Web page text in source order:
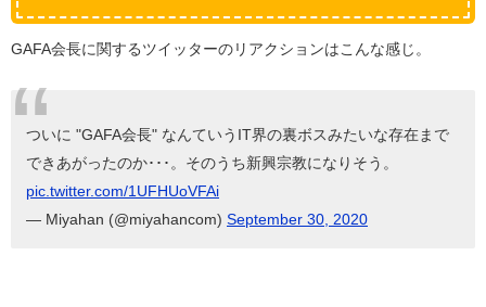
GAFA会長に関するツイッターのリアクションはこんな感じ。
ついに "GAFA会長" なんていうIT界の裏ボスみたいな存在まで
できあがったのか･･･。そのうち新興宗教になりそう。
pic.twitter.com/1UFHUoVFAi
— Miyahan (@miyahancom) September 30, 2020